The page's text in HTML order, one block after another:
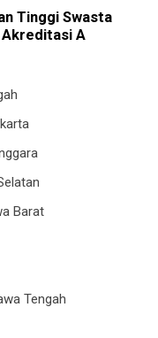
Tinggi Swasta
Akreditasi A
Barat
Tengah